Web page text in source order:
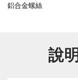
鋁合金螺絲
說